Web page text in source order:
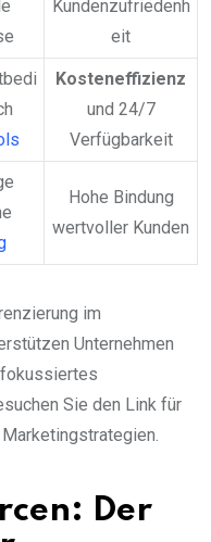
Kundenzufriedenh
eit
Kosteneffizienz
und 24/7
Verfügbarkeit
Hohe Bindung
wertvoller Kunden
im
Unternehmen
Sie den Link für
Der